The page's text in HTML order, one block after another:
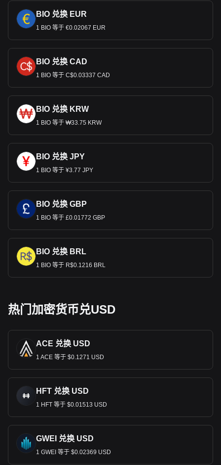
BIO 兑换 EUR
1 BIO 等于 €0.02067 EUR
BIO 兑换 CAD
1 BIO 等于 C$0.03337 CAD
BIO 兑换 KRW
1 BIO 等于 ₩33.75 KRW
BIO 兑换 JPY
1 BIO 等于 ¥3.77 JPY
BIO 兑换 GBP
1 BIO 等于 £0.01772 GBP
BIO 兑换 BRL
1 BIO 等于 R$0.1216 BRL
热门加密货币兑USD
ACE 兑换 USD
1 ACE 等于 $0.1271 USD
HFT 兑换 USD
1 HFT 等于 $0.01513 USD
GWEI 兑换 USD
1 GWEI 等于 $0.02369 USD